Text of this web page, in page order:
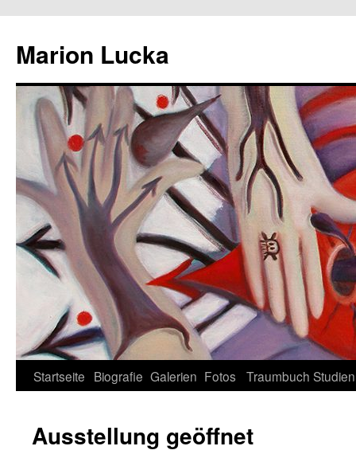
Marion Lucka
Zum
springen
Startseite Biografie Galerien Fotos Traumbuch Studien
Ausstellung geöffnet